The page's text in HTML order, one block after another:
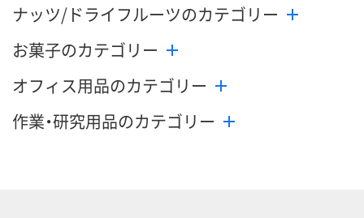
ナッツ/ドライフルーツのカテゴリー
お菓子のカテゴリー
オフィス用品のカテゴリー
作業・研究用品のカテゴリー